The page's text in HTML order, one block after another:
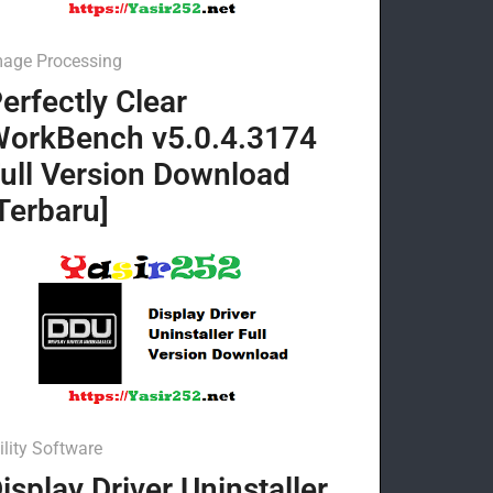
Processing
Clear
v5.0.4.3174
Version Download
Software